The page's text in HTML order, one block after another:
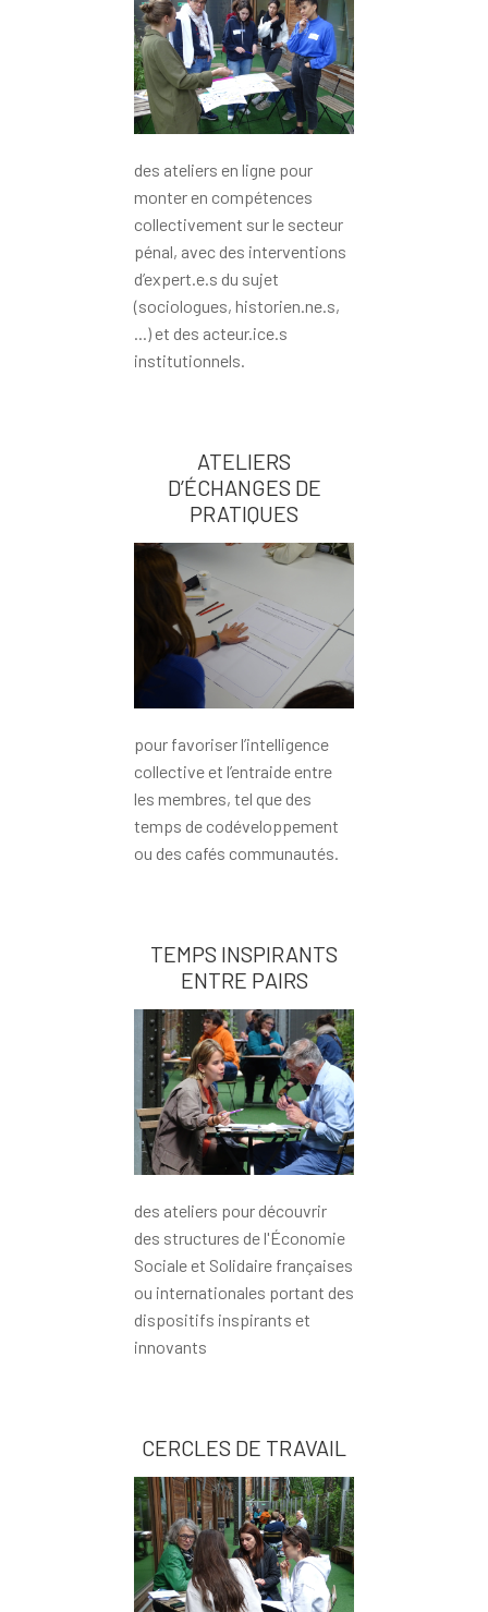
des ateliers en ligne pour
monter en compétences
collectivement sur le secteur
pénal, avec des interventions
d’expert.e.s du sujet
(sociologues, historien.ne.s,
...) et des acteur.ice.s
institutionnels.
ATELIERS
D’ÉCHANGES DE
PRATIQUES
pour favoriser l’intelligence
collective et l’entraide entre
les membres, tel que des
temps de codéveloppement
ou des cafés communautés.
TEMPS INSPIRANTS
ENTRE PAIRS
des ateliers pour découvrir
des structures de l'Économie
Sociale et Solidaire françaises
ou internationales portant des
dispositifs inspirants et
innovants
CERCLES DE TRAVAIL